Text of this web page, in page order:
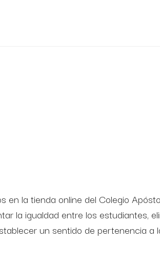
la tienda online del Colegio
la igualdad entre los estudiantes,
un sentido de pertenencia a